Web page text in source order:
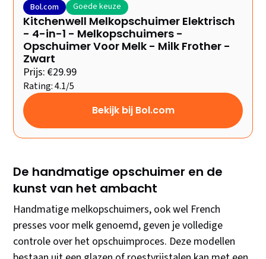
Bol.com Goede keuze
Kitchenwell Melkopschuimer Elektrisch
- 4-in-1 - Melkopschuimers -
Opschuimer Voor Melk - Milk Frother -
Zwart
Prijs: €29.99
Rating: 4.1/5
Bekijk bij Bol.com
De handmatige opschuimer en de
kunst van het ambacht
Handmatige melkopschuimers, ook wel French
presses voor melk genoemd, geven je volledige
controle over het opschuimproces. Deze modellen